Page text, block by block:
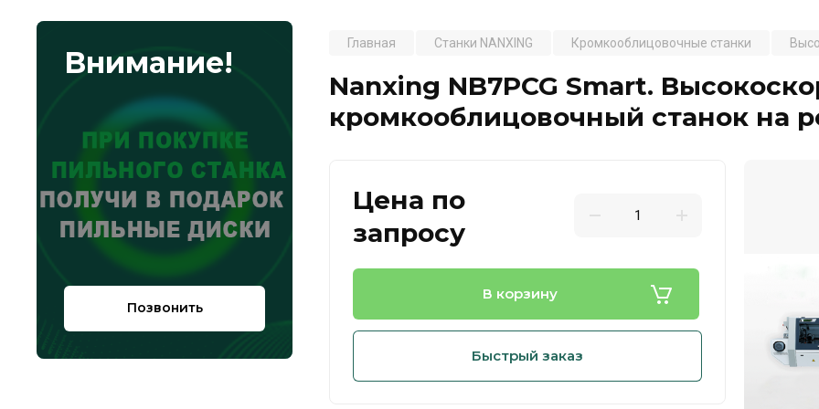
Внимание!
Позвонить
Главная Станки NANXING Кромкооблицовочные станки
Nanxing NB7PCG Smart.
кромкооблицовочный станок на
Цена по
запросу
В корзину
Быстрый заказ